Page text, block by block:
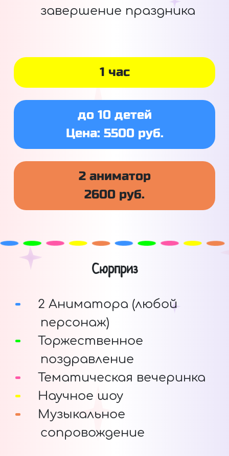
завершение праздника
1 час
до 10 детей
Цена: 5500 руб.
2 аниматор
2600 руб.
Сюрприз
2 Аниматора (любой
персонаж)
Торжественное
поздравление
Тематическая вечеринка
Научное шоу
Музыкальное
сопровождение